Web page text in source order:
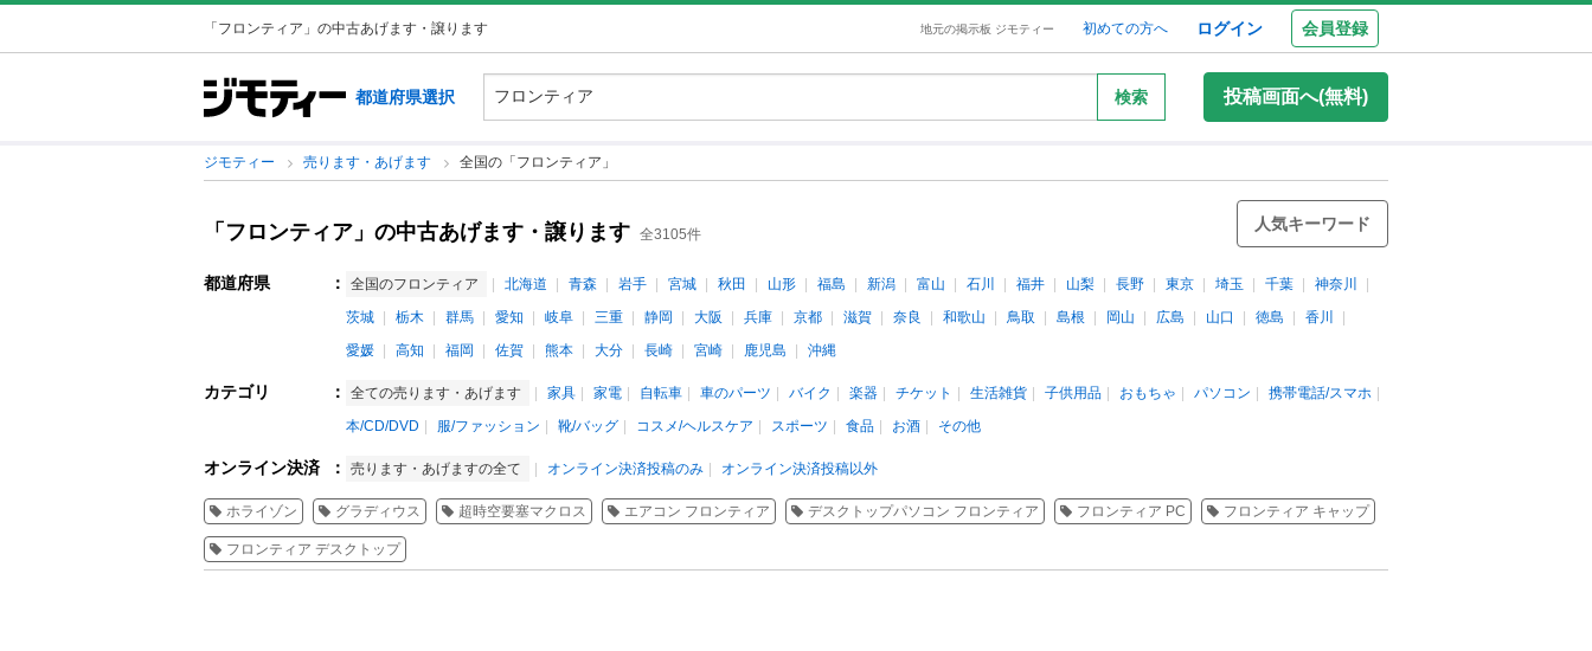
「フロンティア」の中古あげます・譲ります 地元の掲示板 ジモティー 初めての方へ ログイン 会員登録
都道府県選択 検索 投稿画面へ(無料)
ジモティー 売ります・あげます 全国の「フロンティア」
「フロンティア」の中古あげます・譲ります 全3105件
人気キーワード
都道府県 ： 全国のフロンティア 北海道 青森 岩手 宮城 秋田 山形 福島 新潟 富山 石川 福井 山梨 長野 東京 埼玉 千葉
神奈川
茨城
栃木 群馬 愛知 岐阜 三重 静岡 大阪 兵庫 京都 滋賀 奈良 和歌山 鳥取 島根 岡山 広島 山口 徳島
香川
愛媛
高知 福岡 佐賀 熊本 大分 長崎 宮崎 鹿児島 沖縄
カテゴリ ： 全ての売ります・あげます 家具 家電 自転車 車のパーツ バイク 楽器 チケット 生活雑貨 子供用品 おもちゃ パソコン
携帯電話/スマホ
本/CD/DVD
服/ファッション 靴/バッグ コスメ/ヘルスケア スポーツ 食品 お酒 その他
オンライン決済 ： 売ります・あげますの全て オンライン決済投稿のみ オンライン決済投稿以外
ホライゾン グラディウス 超時空要塞マクロス エアコン フロンティア デスクトップパソコン フロンティア フロンティア PC フロンティア キャップ
フロンティア デスクトップ